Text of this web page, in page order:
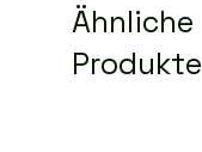
Ähnliche
Produkte